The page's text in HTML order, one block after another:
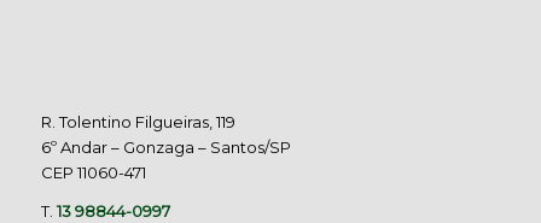
R. Tolentino Filgueiras, 119
6º Andar – Gonzaga – Santos/SP
CEP 11060-471
T.13 98844-0997